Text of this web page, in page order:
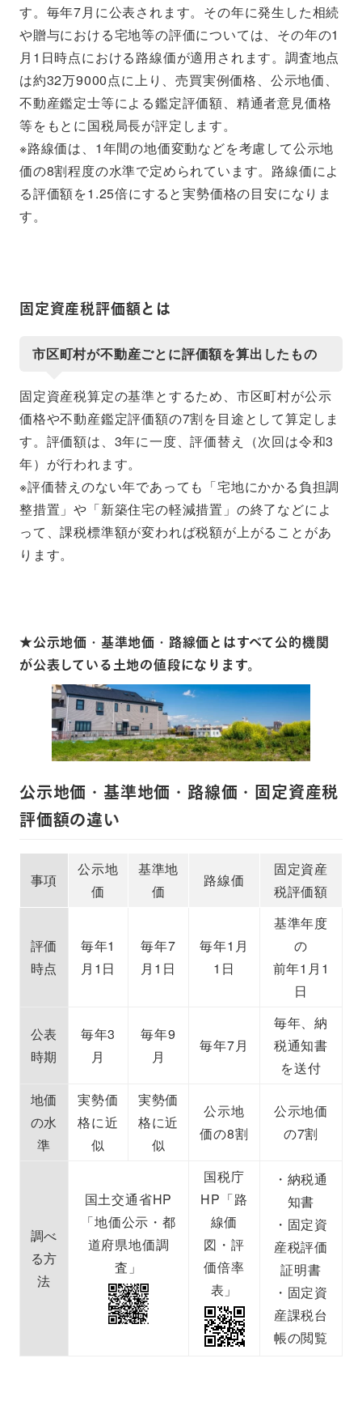
す。毎年7月に公表されます。その年に発生した相続
や贈与における宅地等の評価については、その年の1
月1日時点における路線価が適用されます。調査地点
は約32万9000点に上り、売買実例価格、公示地価、
不動産鑑定士等による鑑定評価額、精通者意見価格
等をもとに国税局長が評定します。
※路線価は、1年間の地価変動などを考慮して公示地
価の8割程度の水準で定められています。路線価によ
る評価額を1.25倍にすると実勢価格の目安になりま
す。
固定資産税評価額とは
市区町村が不動産ごとに評価額を算出したもの
固定資産税算定の基準とするため、市区町村が公示
価格や不動産鑑定評価額の7割を目途として算定しま
す。評価額は、3年に一度、評価替え（次回は令和3
年）が行われます。
※評価替えのない年であっても「宅地にかかる負担調
整措置」や「新築住宅の軽減措置」の終了などによ
って、課税標準額が変われば税額が上がることがあ
ります。
★公示地価・基準地価・路線価とはすべて公的機関
が公表している土地の値段になります。
公示地価・基準地価・路線価・固定資産税
評価額の違い
事項
公示地
価
基準地
価
路線価
固定資産
税評価額
評価
時点
毎年1
月1日
毎年7
月1日
毎年1月
1日
基準年度
の
前年1月1
日
公表
時期
毎年3
月
毎年9
月
毎年7月
毎年、納
税通知書
を送付
地価
の水
準
実勢価
格に近
似
実勢価
格に近
似
公示地
価の8割
公示地価
の7割
調べ
る方
法
国土交通省HP
「地価公示・都
道府県地価調
査」
国税庁
HP「路
線価
図・評
価倍率
表」
・納税通
知書
・固定資
産税評価
証明書
・固定資
産課税台
帳の閲覧